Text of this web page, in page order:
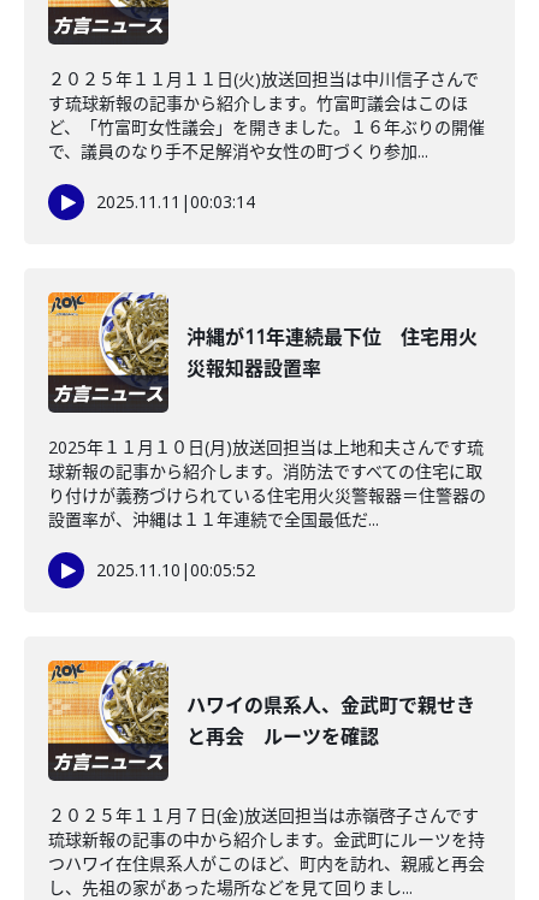
２０２５年１１月１１日(火)放送回担当は中川信子さんで
す琉球新報の記事から紹介します。竹富町議会はこのほ
ど、「竹富町女性議会」を開きました。１６年ぶりの開催
で、議員のなり手不足解消や女性の町づくり参加...
2025.11.11 |00:03:14
沖縄が11年連続最下位 住宅用火
災報知器設置率
2025年１１月１０日(月)放送回担当は上地和夫さんです琉
球新報の記事から紹介します。消防法ですべての住宅に取
り付けが義務づけられている住宅用火災警報器＝住警器の
設置率が、沖縄は１１年連続で全国最低だ...
2025.11.10 |00:05:52
ハワイの県系人、金武町で親せき
と再会 ルーツを確認
２０２５年１１月７日(金)放送回担当は赤嶺啓子さんです
琉球新報の記事の中から紹介します。金武町にルーツを持
つハワイ在住県系人がこのほど、町内を訪れ、親戚と再会
し、先祖の家があった場所などを見て回りまし...